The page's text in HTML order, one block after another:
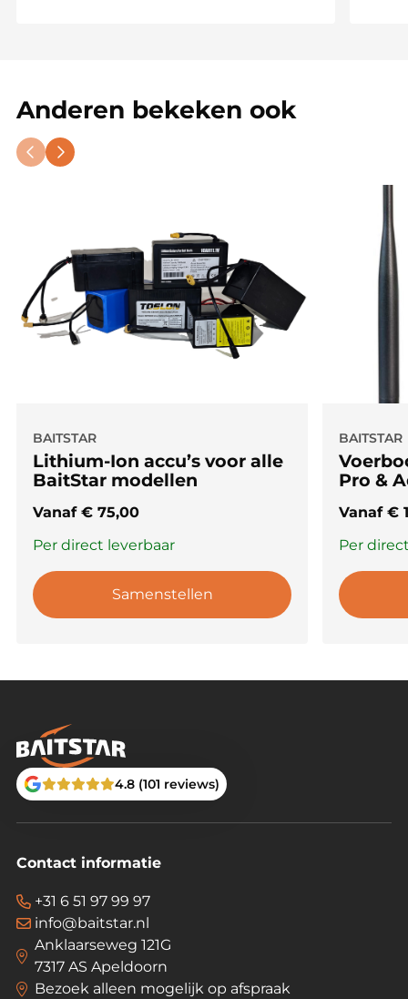
Veiligheid:Uitschakeling bij kortsluiting,
ontlaadstroom.
Universele Compatibiliteit:
Maak je vissessies nóg handiger en blijf altijd
opgeladen!Bestel jouw USB Duo Adapter Kabel
vandaag nog en haal het maximale uit je 12V
accu.
Anderen bekeken ook
BAITSTAR
Lithium-Ion accu’s voor alle
BaitStar modellen
Vanaf € 75,00
Per direct leverbaar
Samenstellen
BAITSTAR
Pro &
Vanaf €
Per
4.8 (101 reviews)
Contact informatie
+31 6 51 97 99 97
info@baitstar.nl
Anklaarseweg 121G
7317 AS Apeldoorn
Bezoek alleen mogelijk op afspraak